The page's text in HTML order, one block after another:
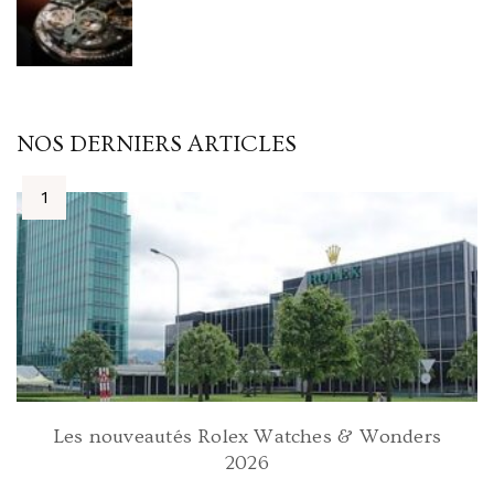
NOS DERNIERS ARTICLES
Les nouveautés Rolex Watches & Wonders
2026